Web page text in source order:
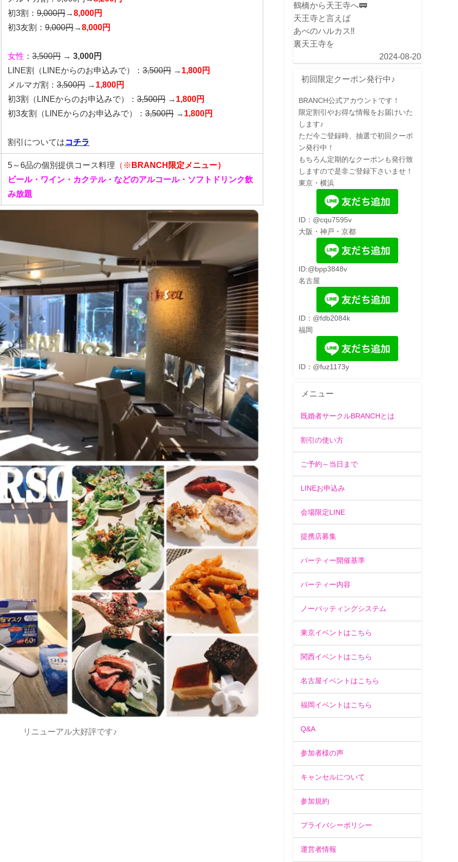
初3割： 9,000円→8,000円
初3友割： 9,000円→8,000円
女性 ： 3,500円 → 3,000円
LINE割
（LINEからのお申込みで） ： 3,500円 → 1,800円
メルマガ割： 3,500円 → 1,800円
初3割（LINEからのお申込みで）： 3,500円 → 1,800円
初3友割（LINEからのお申込みで）： 3,500円 → 1,800円
割引についてはコチラ
5～6品の個別提供コース料理 （※ BRANCH限定メニュー）
ビール・ワイン・カクテル・などのアルコール・ソフトドリンク飲
み放題
リニューアル大好評です♪
鶴橋から天王寺へ🚃
天王寺と言えば
あべのハルカス‼️
裏天王寺を
2024-08-20
初回限定クーポン発行中♪
BRANCH公式アカウントです！
限定割引やお得な情報をお届けいた
します♪
ただ今ご登録時、抽選で初回クーポ
ン発行中！
もちろん定期的なクーポンも発行致
しますので是非ご登録下さいませ！
東京・横浜
ID：@cqu7595v
大阪・神戸・京都
ID:@bpp3848v
名古屋
ID：@fdb2084k
福岡
ID：@fuz1173y
メニュー
既婚者サークルBRANCHとは
割引の使い方
ご予約～当日まで
LINEお申込み
会場限定LINE
提携店募集
パーティー開催基準
パーティー内容
ノーバッティングシステム
東京イベントはこちら
関西イベントはこちら
名古屋イベントはこちら
福岡イベントはこちら
Q&A
参加者様の声
キャンセルについて
参加規約
プライバシーポリシー
運営者情報